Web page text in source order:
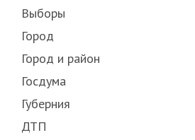
Выборы
Город
Город и район
Госдума
Губерния
ДТП